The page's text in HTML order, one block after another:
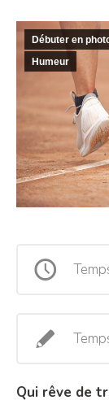
Débuter en
Humeur
Qui rêve de